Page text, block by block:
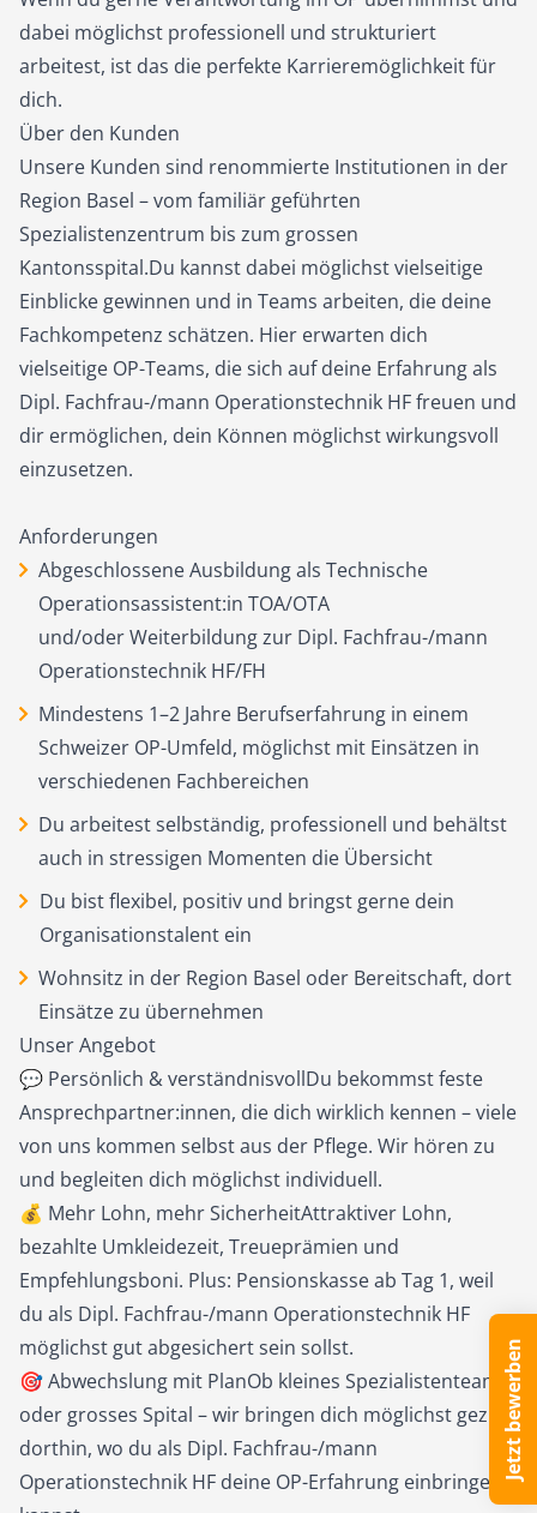
dabei möglichst professionell und strukturiert
arbeitest, ist das die perfekte Karrieremöglichkeit für
dich.
Über den Kunden
Unsere Kunden sind renommierte Institutionen in der
Region Basel – vom familiär geführten
Spezialistenzentrum bis zum grossen
Kantonsspital.Du kannst dabei möglichst vielseitige
Einblicke gewinnen und in Teams arbeiten, die deine
Fachkompetenz schätzen. Hier erwarten dich
vielseitige OP-Teams, die sich auf deine Erfahrung als
Dipl. Fachfrau-/mann Operationstechnik HF freuen und
dir ermöglichen, dein Können möglichst wirkungsvoll
einzusetzen.
Anforderungen
Abgeschlossene Ausbildung als Technische
Operationsassistent:in TOA/OTA
und/oder Weiterbildung zur Dipl. Fachfrau-/mann
Operationstechnik HF/FH
Mindestens 1–2 Jahre Berufserfahrung in einem
Schweizer OP-Umfeld, möglichst mit Einsätzen in
verschiedenen Fachbereichen
Du arbeitest selbständig, professionell und behältst
auch in stressigen Momenten die Übersicht
Du bist flexibel, positiv und bringst gerne dein
Organisationstalent ein
Wohnsitz in der Region Basel oder Bereitschaft, dort
Einsätze zu übernehmen
Unser Angebot
💬 Persönlich & verständnisvollDu bekommst feste
Ansprechpartner:innen, die dich wirklich kennen – viele
von uns kommen selbst aus der Pflege. Wir hören zu
und begleiten dich möglichst individuell.
💰 Mehr Lohn, mehr SicherheitAttraktiver Lohn,
bezahlte Umkleidezeit, Treueprämien und
Empfehlungsboni. Plus: Pensionskasse ab Tag 1, weil
du als Dipl. Fachfrau-/mann Operationstechnik HF
möglichst gut abgesichert sein sollst.
🎯 Abwechslung mit PlanOb kleines Spezialistenteam
oder grosses Spital – wir bringen dich möglichst gezielt
dorthin, wo du als Dipl. Fachfrau-/mann
Operationstechnik HF deine OP-Erfahrung einbringen
Jetzt bewerben